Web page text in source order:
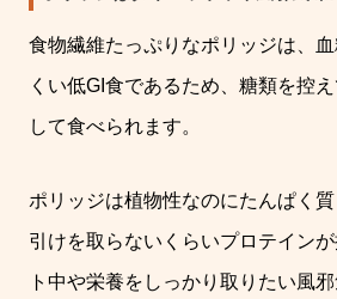
食物繊維たっぷりなポリッジは、
くい低GI食であるため、糖類を控
して食べられます。
ポリッジは植物性なのにたんぱく
引けを取らないくらいプロテイン
ト中や栄養をしっかり取りたい風